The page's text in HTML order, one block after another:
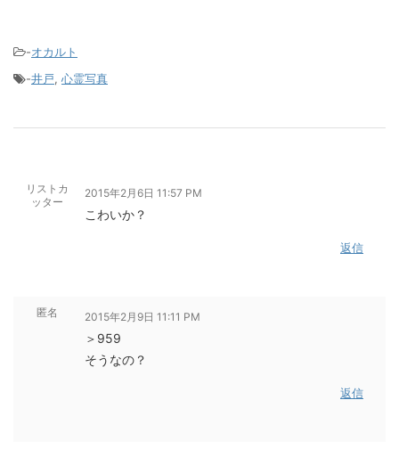
-オカルト
-井戸, 心霊写真
リストカ
ッター
2015年2月6日 11:57 PM
こわいか？
返信
匿名 2015年2月9日 11:11 PM
＞959
そうなの？
返信